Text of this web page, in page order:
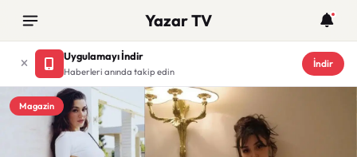
Yazar TV
Uygulamayı İndir
Haberleri anında takip edin
İndir
Magazin